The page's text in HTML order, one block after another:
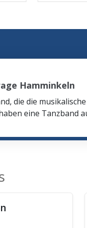
Hamminkeln
die die
eine Tanzband